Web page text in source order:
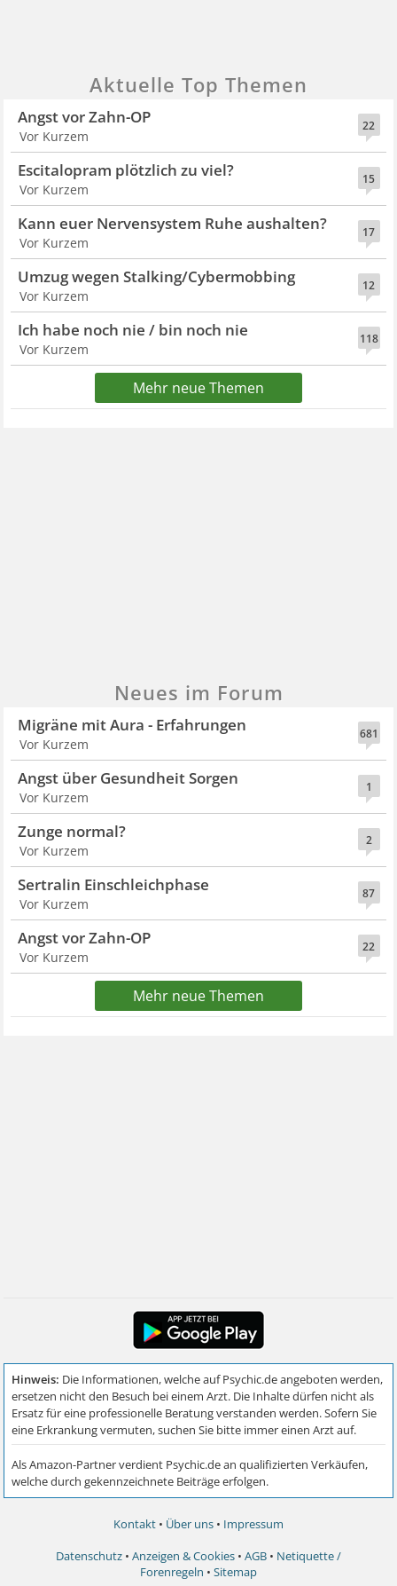
Aktuelle Top Themen
22
Angst vor Zahn-OP
Vor Kurzem
15
Escitalopram plötzlich zu viel?
Vor Kurzem
17
Kann euer Nervensystem Ruhe aushalten?
Vor Kurzem
12
Umzug wegen Stalking/Cybermobbing
Vor Kurzem
118
Ich habe noch nie / bin noch nie
Vor Kurzem
Mehr neue Themen
Neues im Forum
681
Migräne mit Aura - Erfahrungen
Vor Kurzem
1
Angst über Gesundheit Sorgen
Vor Kurzem
2
Zunge normal?
Vor Kurzem
87
Sertralin Einschleichphase
Vor Kurzem
22
Angst vor Zahn-OP
Vor Kurzem
Mehr neue Themen
Kontakt • Über uns • Impressum
Datenschutz • Anzeigen & Cookies • AGB • Netiquette /
Forenregeln • Sitemap